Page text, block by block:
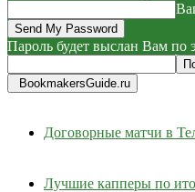
Пароль будет выслан Вам по
BookmakersGuide.ru
Договорные матчи в
Лучшие капперы по